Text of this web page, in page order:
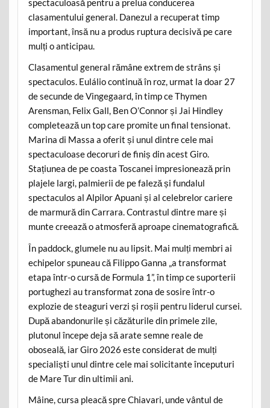
spectaculoasă pentru a prelua conducerea
clasamentului general. Danezul a recuperat timp
important, însă nu a produs ruptura decisivă pe care
mulți o anticipau.
Clasamentul general rămâne extrem de strâns și
spectaculos. Eulálio continuă în roz, urmat la doar 27
de secunde de Vingegaard, în timp ce Thymen
Arensman, Felix Gall, Ben O’Connor și Jai Hindley
completează un top care promite un final tensionat.
Marina di Massa a oferit și unul dintre cele mai
spectaculoase decoruri de finiș din acest Giro.
Stațiunea de pe coasta Toscanei impresionează prin
plajele largi, palmierii de pe faleză și fundalul
spectaculos al Alpilor Apuani și al celebrelor cariere
de marmură din Carrara. Contrastul dintre mare și
munte creează o atmosferă aproape cinematografică.
În paddock, glumele nu au lipsit. Mai mulți membri ai
echipelor spuneau că Filippo Ganna „a transformat
etapa într-o cursă de Formula 1”, în timp ce suporterii
portughezi au transformat zona de sosire într-o
explozie de steaguri verzi și roșii pentru liderul cursei.
După abandonurile și căzăturile din primele zile,
plutonul începe deja să arate semne reale de
oboseală, iar Giro 2026 este considerat de mulți
specialiști unul dintre cele mai solicitante începuturi
de Mare Tur din ultimii ani.
Mâine, cursa pleacă spre Chiavari, unde vântul de